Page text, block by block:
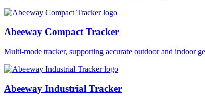
Abeeway Compact Tracker
Multi-mode tracker, supporting accurate outdoor and indoor
Abeeway Industrial Tracker